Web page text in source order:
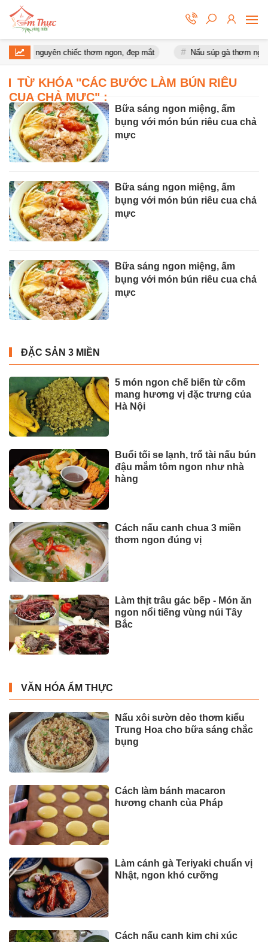
giò nguyên chiếc thơm ngon, đẹp mắt Nấu súp gà thơm
TỪ KHÓA "CÁC BƯỚC LÀM BÚN RIÊU
CUA CHẢ MỰC" :
Bữa sáng ngon miệng, ấm
bụng với món bún riêu cua chả
mực
Bữa sáng ngon miệng, ấm
bụng với món bún riêu cua chả
mực
Bữa sáng ngon miệng, ấm
bụng với món bún riêu cua chả
mực
ĐẶC SẢN 3 MIỀN
5 món ngon chế biến từ cốm
mang hương vị đặc trưng của
Hà Nội
Buổi tối se lạnh, trổ tài nấu bún
đậu mắm tôm ngon như nhà
hàng
Cách nấu canh chua 3 miền
thơm ngon đúng vị
Làm thịt trâu gác bếp - Món ăn
ngon nổi tiếng vùng núi Tây
Bắc
VĂN HÓA ẨM THỰC
Nấu xôi sườn dẻo thơm kiểu
Trung Hoa cho bữa sáng chắc
bụng
Cách làm bánh macaron
hương chanh của Pháp
Làm cánh gà Teriyaki chuẩn vị
Nhật, ngon khó cưỡng
Cách nấu canh kim chi xúc